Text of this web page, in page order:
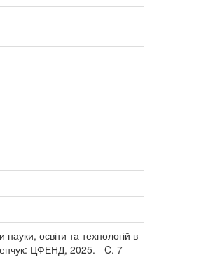
освіти та технологій в
ЦФЕНД, 2025. - C. 7-